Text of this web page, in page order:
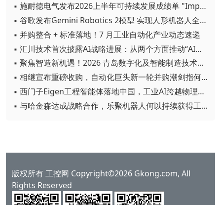
▪ 施耐德电气发布2026上半年可持续发展成绩单 "Impact 2030"路线图开局稳健
▪ 谷歌发布Gemini Robotics 2模型 实现人形机器人全身智能控制突破
▪ 并购整合 + 标准落地！7 月工业自动化产业动态速递
▪ 汇川技术首次披露AI战略进展：从两个方面推动“AI业务化”落地
▪ 聚焦智造新机遇！2026 青岛数字化及智能制造技术论坛圆满落幕
▪ 相继宣布重磅收购，自动化巨头新一轮并购潮剑指何方？
▪ 西门子Eigen工程智能体落地中国，工业AI跨越物理世界“确定性”拐点
▪ 与哈金森达成战略合作，乐聚机器人何以持续获得工业巨头青睐？
版权所有 工控网 Copyright©2026 Gkong.com, All
Rights Reserved